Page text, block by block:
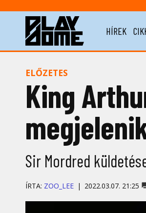
HÍREK
ELŐZETES
King
Sir Mordred
ÍRTA: ZOO_LEE 2022.03.07. 21:25